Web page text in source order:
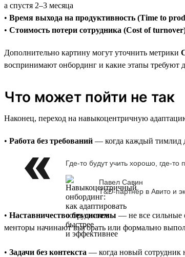
а спустя 2–3 месяца
• Время выхода на продуктивность (Time to
• Стоимость потери сотрудника (Cost of
Дополнительно картину могут уточнить метрики
воспринимают онбординг и какие этапы требуют
Что может пойти не так
Наконец, переход на навыкоцентричную
• Работа без требований — когда каждый тимлид
Где-то будут учить хорошо, где-
Павел Савин
T&D-партнёр в Авито и
• Наставничество без системы — не все сильные
менторы начинают выгорать или формально
• Задачи без контекста — когда новый сотрудник